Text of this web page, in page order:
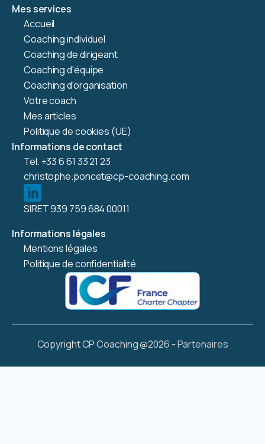
Mes services
Accueil
Coaching individuel
Coaching de dirigeant
Coaching d'équipe
Coaching d'organisation
Votre coach
Mes articles
Politique de cookies (UE)
Informations de contact
Tel. +33 6 61 33 21 23
christophe.poncet@cp-coaching.com
SIRET 939 759 684 00011
Informations légales
Mentions légales
Politique de confidentialité
Copyright CP Coaching @2026 -Partenaires